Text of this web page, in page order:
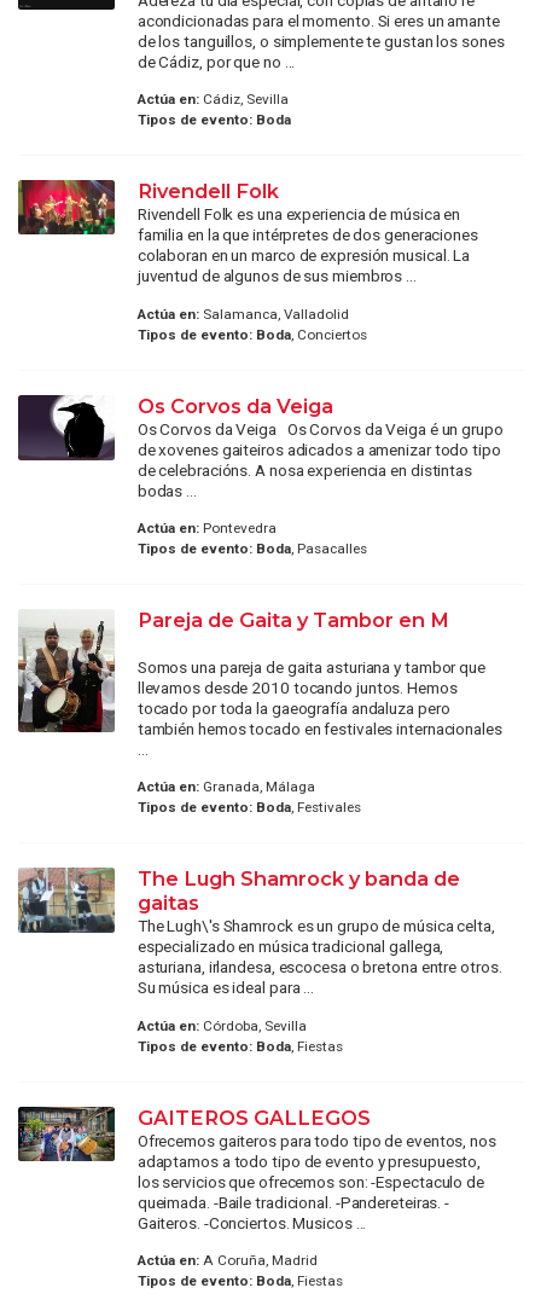
acondicionadas para el momento. Si eres un amante
de los tanguillos, o simplemente te gustan los sones
de Cádiz, por que no ...
Actúa en:Cádiz, Sevilla
Tipos de evento: Boda
Rivendell Folk
Rivendell Folk es una experiencia de música en
familia en la que intérpretes de dos generaciones
colaboran en un marco de expresión musical. La
juventud de algunos de sus miembros ...
Actúa en:Salamanca, Valladolid
Tipos de evento: Boda, Conciertos
Os Corvos da Veiga
Os Corvos da Veiga Os Corvos da Veiga é un grupo
de xovenes gaiteiros adicados a amenizar todo tipo
de celebracións. A nosa experiencia en distintas
bodas ...
Actúa en:Pontevedra
Tipos de evento: Boda, Pasacalles
Pareja de Gaita y Tambor en M
Somos una pareja de gaita asturiana y tambor que
llevamos desde 2010 tocando juntos. Hemos
tocado por toda la gaeografía andaluza pero
también hemos tocado en festivales internacionales
Actúa en:Granada, Málaga
Tipos de evento: Boda, Festivales
The Lugh Shamrock y banda de
gaitas
The Lugh\'s Shamrock es un grupo de música celta,
especializado en música tradicional gallega,
asturiana, irlandesa, escocesa o bretona entre otros.
Su música es ideal para ...
Actúa en:Córdoba, Sevilla
Tipos de evento: Boda, Fiestas
GAITEROS GALLEGOS
Ofrecemos gaiteros para todo tipo de eventos, nos
adaptamos a todo tipo de evento y presupuesto,
los servicios que ofrecemos son: -Espectaculo de
queimada. -Baile tradicional. -Pandereteiras. -
Gaiteros. -Conciertos. Musicos ...
Actúa en:A Coruña, Madrid
Tipos de evento: Boda, Fiestas